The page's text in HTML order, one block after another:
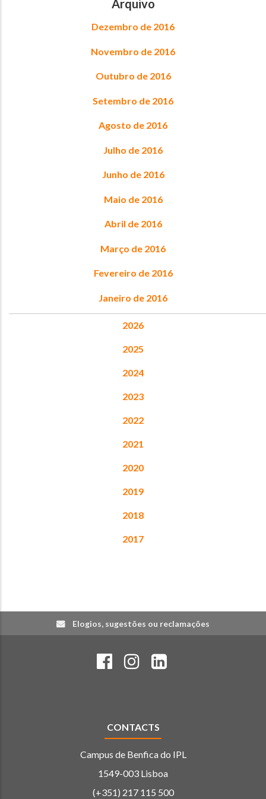
Arquivo
Dezembro de 2016
Novembro de 2016
Outubro de 2016
Setembro de 2016
Agosto de 2016
Julho de 2016
Junho de 2016
Maio de 2016
Abril de 2016
Março de 2016
Fevereiro de 2016
Janeiro de 2016
2026
2025
2024
2023
2022
2021
2020
2019
2018
2017
Elogios, sugestões ou reclamações
CONTACTS
Campus de Benfica do IPL
1549-003 Lisboa
(+351) 217 115 500